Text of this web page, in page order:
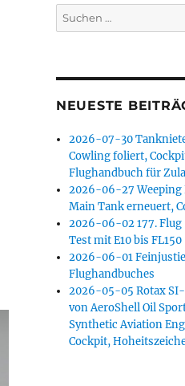
Suchen
nach:
NEUESTE
2026-07-30
Cowling foliert,
Flughandbuch für
2026-06-27 Weeping
Main Tank erneuert,
2026-06-02 177. Flug
Test mit E10 bis FL150
2026-06-01
Flughandbuches
2026-05-05 Rotax
von AeroShell Oil
Synthetic Aviation
Cockpit,